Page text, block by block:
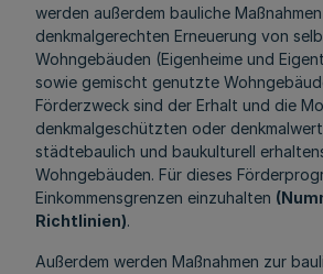
werden außerdem bauliche
denkmalgerechten Erneuerung von
Wohngebäuden (Eigenheime und
sowie gemischt genutzte
Förderzweck sind der Erhalt und die
denkmalgeschützten oder
städtebaulich und baukulturell
Wohngebäuden. Für dieses
Einkommensgrenzen einzuhalten
Richtlinien).
Außerdem werden Maßnahmen zur